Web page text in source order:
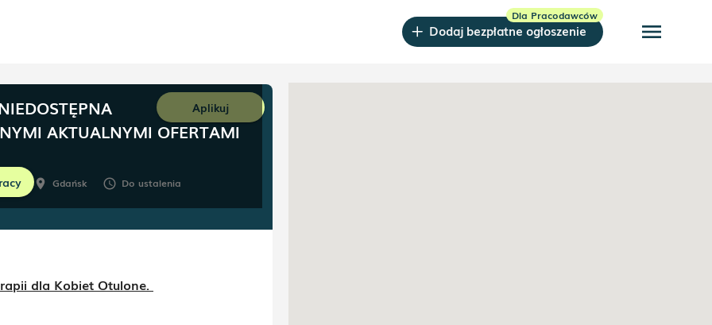
Dodaj bezpłatne ogłoszenie menu
AKTUALNYMI OFERTAMI
Aplikuj
room Gdańsk schedule Do ustalenia
dla Kobiet Otulone.